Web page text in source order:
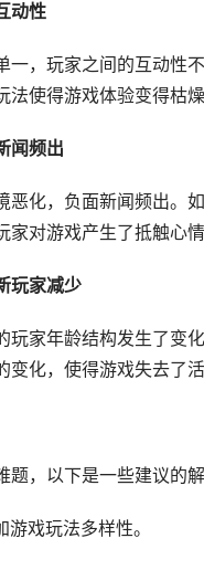
动性
一，玩家之间的互动性
使得游戏体验变得枯
闻频出
恶化，负面新闻频出。
对游戏产生了抵触心
玩家减少
玩家年龄结构发生了变
化，使得游戏失去了
，以下是一些建议的解
戏玩法多样性。